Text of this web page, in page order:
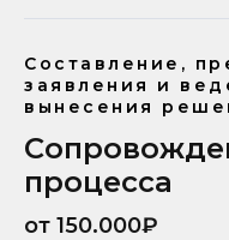
Составление,
заявления и
вынесения
процесса
от 150.000₽